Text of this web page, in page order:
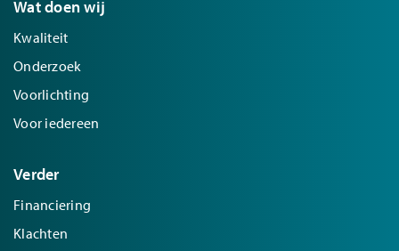
Wat doen wij
Kwaliteit
Onderzoek
Voorlichting
Voor iedereen
Verder
Financiering
Klachten